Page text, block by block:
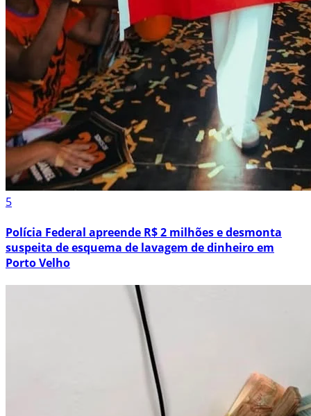
5
Polícia Federal apreende R$ 2 milhões e desmonta
suspeita de esquema de lavagem de dinheiro em
Porto Velho